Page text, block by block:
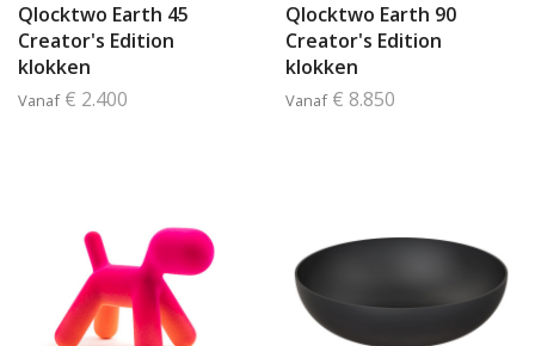
Qlocktwo Earth 45
Creator's Edition
klokken
Vanaf € 2.400
Qlocktwo Earth 90
Creator's Edition
klokken
Vanaf € 8.850